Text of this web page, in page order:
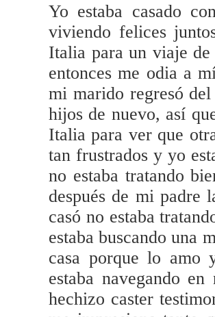
Yo estaba casado
viviendo felices
Italia para un viaje de
entonces me odia a
mi marido regresó
hijos de nuevo, así
Italia para ver que
tan frustrados y yo
no estaba tratando
después de mi padre
casó no estaba
estaba buscando una
casa porque lo amo
estaba navegando
hechizo caster